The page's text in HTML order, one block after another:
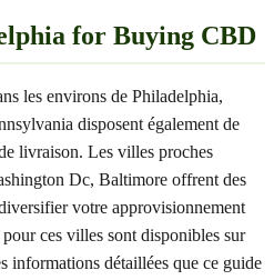
for Buying CBD
les environs de Philadelphia,
disposent également de
livraison. Les villes proches
Dc, Baltimore offrent des
votre approvisionnement
ces villes sont disponibles sur
informations détaillées que ce guide